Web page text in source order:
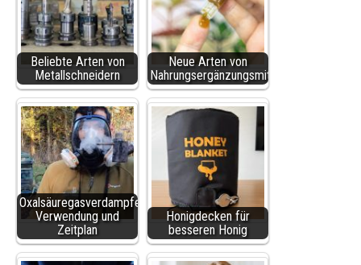
Beliebte Arten von
Metallschneidern
Neue Arten von
Nahrungsergänzungsmitteln
Oxalsäuregasverdampfer
Verwendung und
Zeitplan
Honigdecken für
besseren Honig